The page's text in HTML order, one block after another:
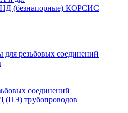
(безнапорные) КОРСИС
резьбовых соединений
соединений
трубопроводов